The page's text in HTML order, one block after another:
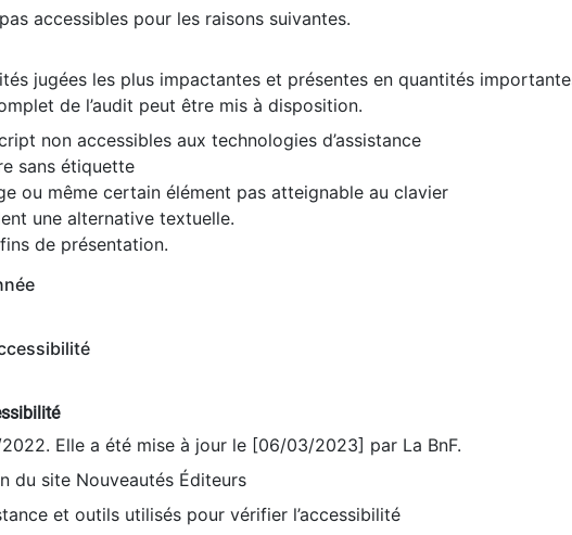
accessibles pour les raisons suivantes.
jugées les plus impactantes et présentes en quantités
de l’audit peut être mis à disposition.
non accessibles aux technologies d’assistance
sans étiquette
ou même certain élément pas atteignable au clavier
une alternative textuelle.
de présentation.
Elle a été mise à jour le [06/03/2023] par La BnF.
du site Nouveautés Éditeurs
et outils utilisés pour vérifier l’accessibilité